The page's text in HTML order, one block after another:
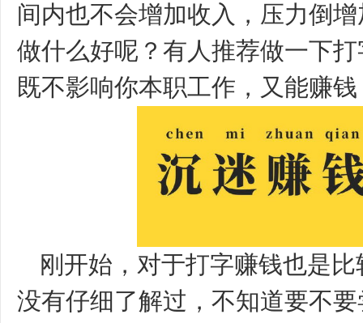
间内也不会增加收入，压力倒
做什么好呢？有人推荐做一下
既不影响你本职工作，又能赚
刚开始，对于打字赚钱也是
没有仔细了解过，不知道要不